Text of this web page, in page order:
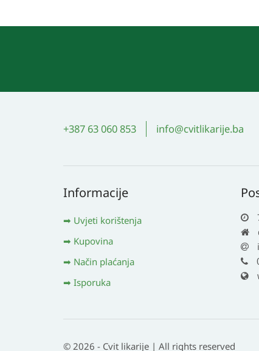
+387 63 060 853 info@cvitlikarije.ba
Informacije
Uvjeti korištenja
Kupovina
Način plaćanja
Isporuka
© 2026 - Cvit likarije | All rights reserved